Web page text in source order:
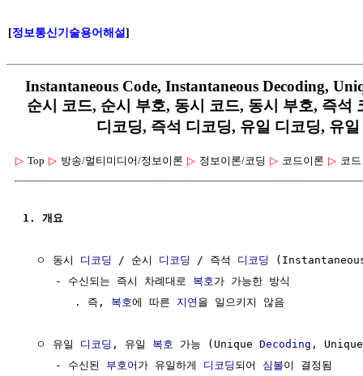
[정보통신기술용어해설]
Instantaneous Code, Instantaneous Decoding,
순시 코드, 순시 부호, 동시 코드, 동시 부호, 즉석
디코딩, 즉석 디코딩, 유일 디코딩, 유
▷ Top ▷ 방송/멀티미디어/정보이론 ▷ 정보이론/코딩 ▷ 코드이론 ▷ 코
1. 개요
  ㅇ 동시
디코딩 / 순시 디코딩 / 즉석 디코딩
     - 수신되는 즉시 차례대로
복호가 가능한 방식
        . 즉,
복호에 따른 지연 을 일으키지 않음
  ㅇ 유일
디코딩 , 유일 복호 가능 (Unique Decoding ,
     - 수신된
부호어 가 유일하게 디코딩 되어 심볼이 결정됨